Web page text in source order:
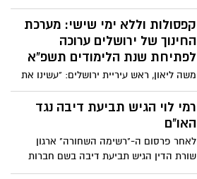
מרבית המלונות פתוחים בימים אלה ורושמים
תפוסת אורחים ממוצעת של 59%. מדובר
בעלייה של יותר מ-400% בכמות המלונות
הפתוחים לעומת הנתון שהיה בחודש מאי
קפסולות וללא ימי שישי: מערכת
החינוך של ירושלים ערוכה
לפתיחת שנת הלימודים תשפ"א
משה ליאון, ראש עיריית ירושלים: "עשינו את
כל ההכנות הנדרשות בכדי להבטיח פתיחת
שנת לימודים מוצלחת, בריאה ובטוחה"
רמי לוי הגיש תביעת דיבה נגד
האו"ם
לאחר פרסום ה-"רשימה השחורה" ארגון
שורת הדין הגיש תביעת דיבה בשם חברות
המזון והסלולר של רמי לוי על סך מאות אלפי